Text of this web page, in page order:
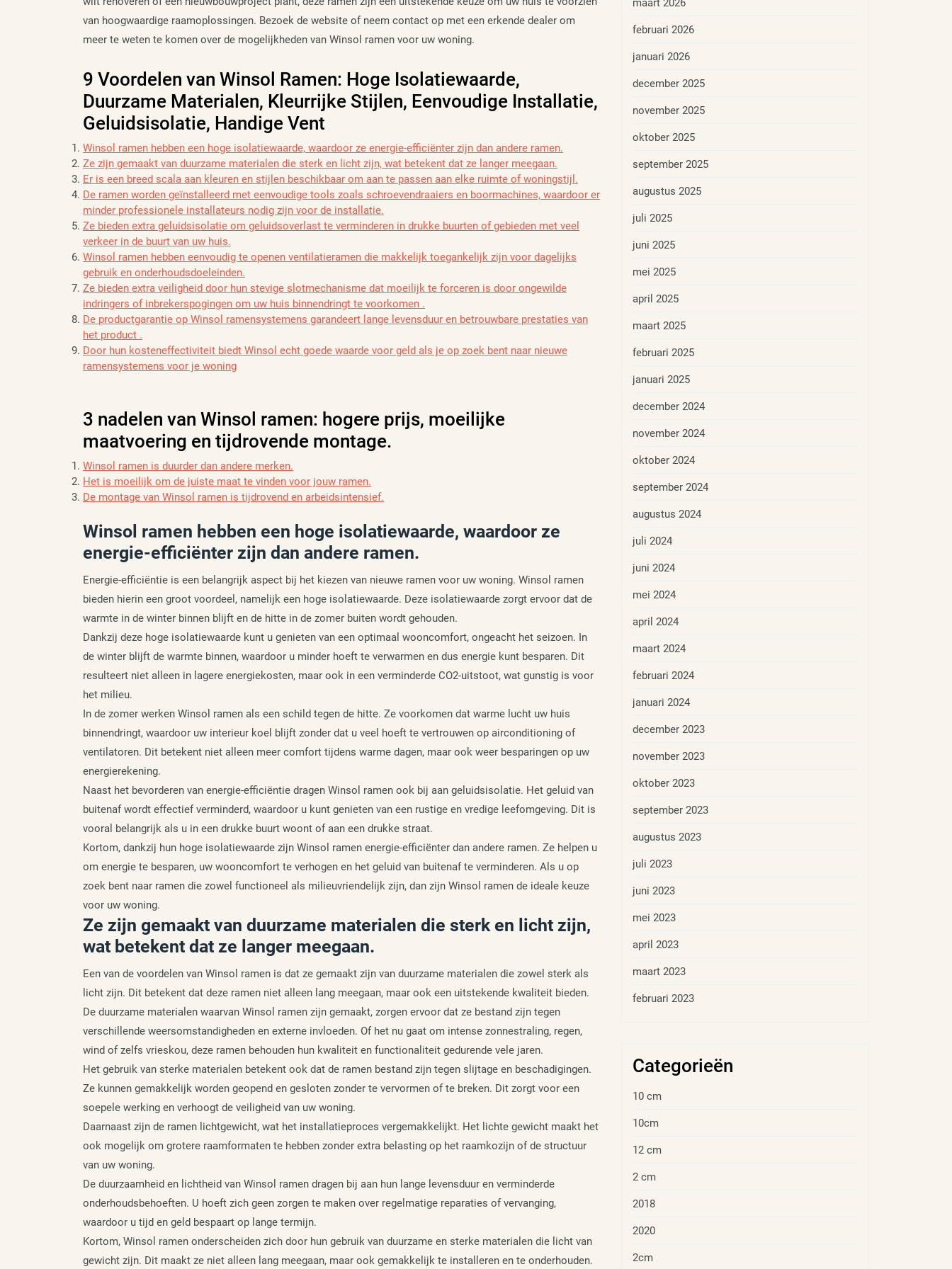
van hoogwaardige raamoplossingen. Bezoek de website of neem contact op met een erkende dealer om
meer te weten te komen over de mogelijkheden van Winsol ramen voor uw woning.
9 Voordelen van Winsol Ramen: Hoge Isolatiewaarde,
Duurzame Materialen, Kleurrijke Stijlen, Eenvoudige Installatie,
Geluidsisolatie, Handige Vent
Winsol ramen hebben een hoge isolatiewaarde, waardoor ze energie-efficiënter zijn dan andere ramen.
Ze zijn gemaakt van duurzame materialen die sterk en licht zijn, wat betekent dat ze langer meegaan.
Er is een breed scala aan kleuren en stijlen beschikbaar om aan te passen aan elke ruimte of woningstijl.
De ramen worden geïnstalleerd met eenvoudige tools zoals schroevendraaiers en boormachines, waardoor er
minder professionele installateurs nodig zijn voor de installatie.
Ze bieden extra geluidsisolatie om geluidsoverlast te verminderen in drukke buurten of gebieden met veel
verkeer in de buurt van uw huis.
Winsol ramen hebben eenvoudig te openen ventilatieramen die makkelijk toegankelijk zijn voor dagelijks
gebruik en onderhoudsdoeleinden.
Ze bieden extra veiligheid door hun stevige slotmechanisme dat moeilijk te forceren is door ongewilde
indringers of inbrekerspogingen om uw huis binnendringt te voorkomen .
De productgarantie op Winsol ramensystemens garandeert lange levensduur en betrouwbare prestaties van
het product .
Door hun kosteneffectiviteit biedt Winsol echt goede waarde voor geld als je op zoek bent naar nieuwe
ramensystemens voor je woning
3 nadelen van Winsol ramen: hogere prijs, moeilijke
maatvoering en tijdrovende montage.
Winsol ramen is duurder dan andere merken.
Het is moeilijk om de juiste maat te vinden voor jouw ramen.
De montage van Winsol ramen is tijdrovend en arbeidsintensief.
Winsol ramen hebben een hoge isolatiewaarde, waardoor ze
energie-efficiënter zijn dan andere ramen.
Energie-efficiëntie is een belangrijk aspect bij het kiezen van nieuwe ramen voor uw woning. Winsol ramen
bieden hierin een groot voordeel, namelijk een hoge isolatiewaarde. Deze isolatiewaarde zorgt ervoor dat de
warmte in de winter binnen blijft en de hitte in de zomer buiten wordt gehouden.
Dankzij deze hoge isolatiewaarde kunt u genieten van een optimaal wooncomfort, ongeacht het seizoen. In
de winter blijft de warmte binnen, waardoor u minder hoeft te verwarmen en dus energie kunt besparen. Dit
resulteert niet alleen in lagere energiekosten, maar ook in een verminderde CO2-uitstoot, wat gunstig is voor
het milieu.
In de zomer werken Winsol ramen als een schild tegen de hitte. Ze voorkomen dat warme lucht uw huis
binnendringt, waardoor uw interieur koel blijft zonder dat u veel hoeft te vertrouwen op airconditioning of
ventilatoren. Dit betekent niet alleen meer comfort tijdens warme dagen, maar ook weer besparingen op uw
energierekening.
Naast het bevorderen van energie-efficiëntie dragen Winsol ramen ook bij aan geluidsisolatie. Het geluid van
buitenaf wordt effectief verminderd, waardoor u kunt genieten van een rustige en vredige leefomgeving. Dit is
vooral belangrijk als u in een drukke buurt woont of aan een drukke straat.
Kortom, dankzij hun hoge isolatiewaarde zijn Winsol ramen energie-efficiënter dan andere ramen. Ze helpen u
om energie te besparen, uw wooncomfort te verhogen en het geluid van buitenaf te verminderen. Als u op
zoek bent naar ramen die zowel functioneel als milieuvriendelijk zijn, dan zijn Winsol ramen de ideale keuze
voor uw woning.
Ze zijn gemaakt van duurzame materialen die sterk en licht zijn,
wat betekent dat ze langer meegaan.
Een van de voordelen van Winsol ramen is dat ze gemaakt zijn van duurzame materialen die zowel sterk als
licht zijn. Dit betekent dat deze ramen niet alleen lang meegaan, maar ook een uitstekende kwaliteit bieden.
De duurzame materialen waarvan Winsol ramen zijn gemaakt, zorgen ervoor dat ze bestand zijn tegen
verschillende weersomstandigheden en externe invloeden. Of het nu gaat om intense zonnestraling, regen,
wind of zelfs vrieskou, deze ramen behouden hun kwaliteit en functionaliteit gedurende vele jaren.
Het gebruik van sterke materialen betekent ook dat de ramen bestand zijn tegen slijtage en beschadigingen.
Ze kunnen gemakkelijk worden geopend en gesloten zonder te vervormen of te breken. Dit zorgt voor een
soepele werking en verhoogt de veiligheid van uw woning.
Daarnaast zijn de ramen lichtgewicht, wat het installatieproces vergemakkelijkt. Het lichte gewicht maakt het
ook mogelijk om grotere raamformaten te hebben zonder extra belasting op het raamkozijn of de structuur
van uw woning.
De duurzaamheid en lichtheid van Winsol ramen dragen bij aan hun lange levensduur en verminderde
onderhoudsbehoeften. U hoeft zich geen zorgen te maken over regelmatige reparaties of vervanging,
waardoor u tijd en geld bespaart op lange termijn.
Kortom, Winsol ramen onderscheiden zich door hun gebruik van duurzame en sterke materialen die licht van
gewicht zijn. Dit maakt ze niet alleen lang meegaan, maar ook gemakkelijk te installeren en te onderhouden.
maart 2026
februari 2026
januari 2026
december 2025
november 2025
oktober 2025
september 2025
augustus 2025
juli 2025
juni 2025
mei 2025
april 2025
maart 2025
februari 2025
januari 2025
december 2024
november 2024
oktober 2024
september 2024
augustus 2024
juli 2024
juni 2024
mei 2024
april 2024
maart 2024
februari 2024
januari 2024
december 2023
november 2023
oktober 2023
september 2023
augustus 2023
juli 2023
juni 2023
mei 2023
april 2023
maart 2023
februari 2023
Categorieën
10 cm
10cm
12 cm
2 cm
2018
2020
2cm